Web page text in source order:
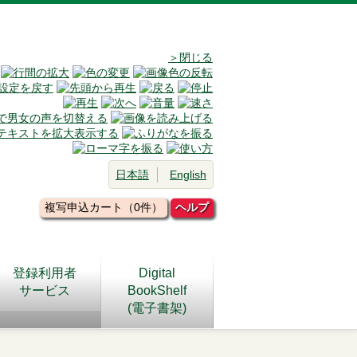
＞閉じる
日本語 English
複写申込カート（0件） ヘルプ
登録利用者
サービス
Digital
BookShelf
(電子書架)